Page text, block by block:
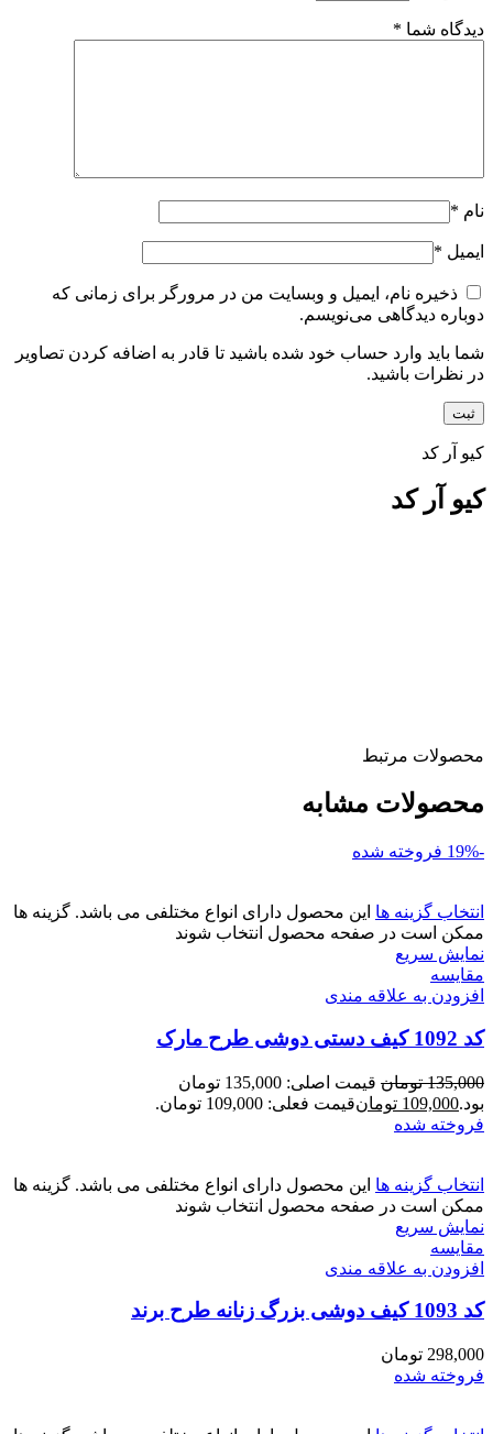
دیدگاه شما *
نام *
ایمیل *
ذخیره نام، ایمیل و وبسایت من در مرورگر برای زمانی که
دوباره دیدگاهی می‌نویسم.
شما باید وارد حساب خود شده باشید تا قادر به اضافه کردن تصاویر
در نظرات باشید.
کیو آر کد
کیو آر کد
محصولات مرتبط
محصولات مشابه
-19% فروخته شده
انتخاب گزینه ها این محصول دارای انواع مختلفی می باشد. گزینه ها
ممکن است در صفحه محصول انتخاب شوند
نمایش سریع
مقايسه
افزودن به علاقه مندی
کد 1092 کیف دستی دوشی طرح مارک
135,000 تومان
قیمت اصلی: 135,000 تومان
بود.109,000 تومانقیمت فعلی: 109,000 تومان.
فروخته شده
انتخاب گزینه ها این محصول دارای انواع مختلفی می باشد. گزینه ها
ممکن است در صفحه محصول انتخاب شوند
نمایش سریع
مقايسه
افزودن به علاقه مندی
کد 1093 کیف دوشی بزرگ زنانه طرح برند
298,000 تومان
فروخته شده